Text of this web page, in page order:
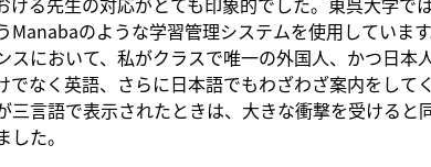
Manabaのような学習管理システムを使用していま
スにおいて、私がクラスで唯一の外国人、かつ日本
でなく英語、さらに日本語でもわざわざ案内をして
三言語で表示されたときは、大きな衝撃を受けると
た。